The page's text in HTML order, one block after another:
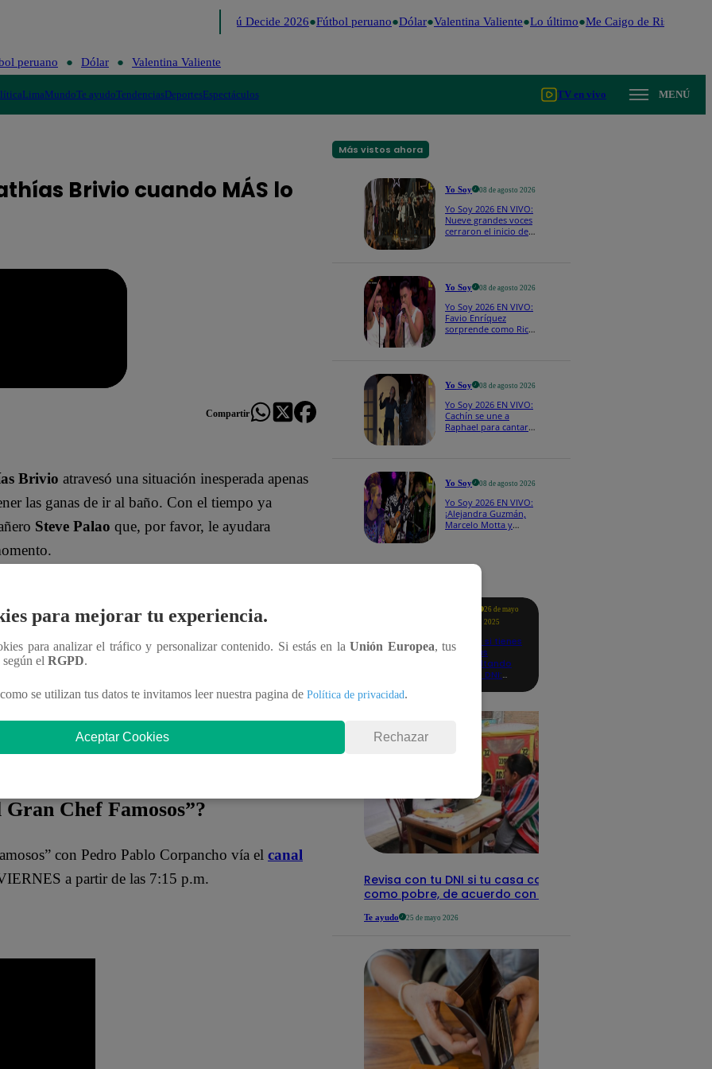
Perú Decide 2026 Fútbol peruano Dólar Valentina Valiente Lo último Me Caigo de Risa
peruano Dólar Valentina Valiente
LimaMundoTe ayudoTendenciasDeportesEspectáculos TV en vivo MENÚ
Brivio cuando MÁS lo
Compartir
Brivio atravesó una situación inesperada apenas
las ganas de ir al baño. Con el tiempo ya
Steve Palao que, por favor, le ayudara
al regresar,
los ingredientes, le indicó dónde podría
de su compañero. Con agilidad,
necesario y así continuar con la preparación.
recuperar el tiempo perdido? ¡No te
Chef Famosos”?
con Pedro Pablo Corpancho vía el canal
a partir de las 7:15 p.m.
Más vistos ahora
Yo Soy 08 de agosto 2026
Yo Soy 2026 EN VIVO:
Nueve grandes voces
cerraron el inicio de
Yo Soy 08 de agosto 2026
Yo Soy 2026 EN VIVO:
Favio Enríquez
sorprende como Ricky
Yo Soy 08 de agosto 2026
Yo Soy 2026 EN VIVO:
Cachín se une a
Raphael para cantar
Yo Soy 08 de agosto 2026
Yo Soy 2026 EN VIVO:
¡Alejandra Guzmán,
Marcelo Motta y
26 de mayo
2025
Revisa si tienes
deudas
consultando
con tu DNI:
Revisa con tu DNI si tu casa califica
como pobre, de acuerdo con el Sisfoh
Te ayudo 25 de mayo 2026
para mejorar tu experiencia.
para analizar el tráfico y personalizar contenido. Si estás en laUnión Europea, tus
según el RGPD.
se utilizan tus datos te invitamos leer nuestra pagina de Política de privacidad.
Aceptar Cookies Rechazar